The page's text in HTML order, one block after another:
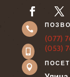

(077)
(053)
